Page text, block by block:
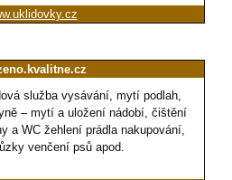
služba vysávání, mytí podlah,
– mytí a uložení nádobí, čištění
a WC žehlení prádla nakupování,
venčení psů apod.